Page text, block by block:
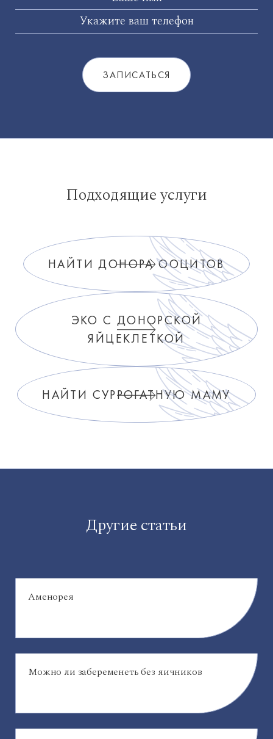
Подходящие услуги
НАЙТИ ДОНОРА ООЦИТОВ
ЭКО С ДОНОРСКОЙ
ЯЙЦЕКЛЕТКОЙ
НАЙТИ СУРРОГАТНУЮ МАМУ
Другие статьи
Аменорея
Можно ли забеременеть без яичников